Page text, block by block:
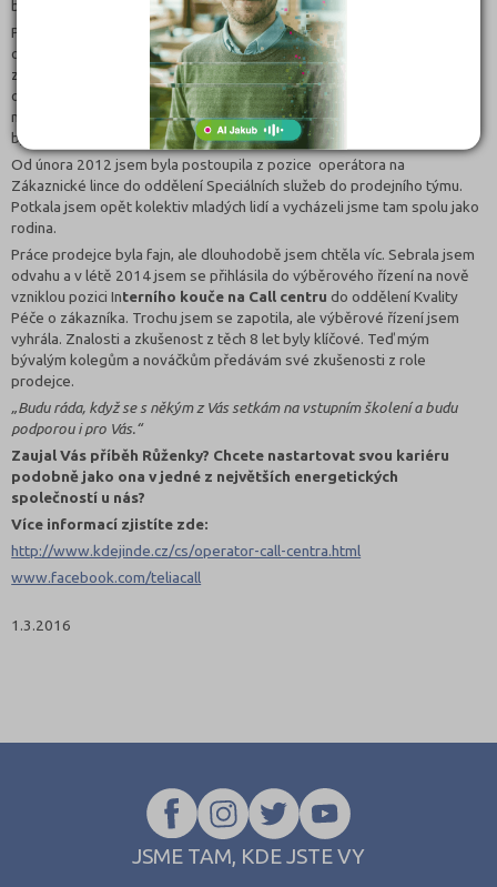
bavit.
Po roce brigády jsem dostala nabídku na plný pracovní úvazek přímo
od ČEZ Zákaznické služby. Když v roce 2011 začal ČEZ nabízet
zákazníkům zemní plyn, byla to příjemná změna, škála požadavků se
opět o trochu rozšířila a získávání zákazníků mě bavilo a i finančně
motivovalo. S příchodem zemního plynu přišla přímo ke mně nabídka
být součástí nově vznikajícího týmu – Prodejního týmu.
Od února 2012 jsem byla postoupila z pozice operátora na
Zákaznické lince do oddělení Speciálních služeb do prodejního týmu.
Potkala jsem opět kolektiv mladých lidí a vycházeli jsme tam spolu jako
rodina.
Práce prodejce byla fajn, ale dlouhodobě jsem chtěla víc. Sebrala jsem
odvahu a v létě 2014 jsem se přihlásila do výběrového řízení na nově
vzniklou pozici Interního kouče na Call centru do oddělení Kvality
Péče o zákazníka. Trochu jsem se zapotila, ale výběrové řízení jsem
vyhrála. Znalosti a zkušenost z těch 8 let byly klíčové. Teď mým
bývalým kolegům a nováčkům předávám své zkušenosti z role
prodejce.
„Budu ráda, když se s někým z Vás setkám na vstupním školení a budu
podporou i pro Vás.“
Zaujal Vás příběh Růženky? Chcete nastartovat svou kariéru
podobně jako ona v jedné z největších energetických
společností u nás?
Více informací zjistíte zde:
http://www.kdejinde.cz/cs/operator-call-centra.html
www.facebook.com/teliacall
1.3.2016
JSME TAM, KDE JSTE VY